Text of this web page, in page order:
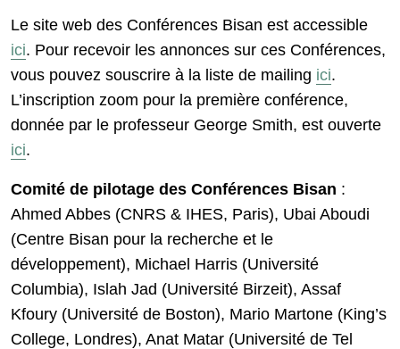
Le site web des Conférences Bisan est accessible
ici. Pour recevoir les annonces sur ces Conférences,
vous pouvez souscrire à la liste de mailing ici.
L’inscription zoom pour la première conférence,
donnée par le professeur George Smith, est ouverte
ici.
Comité de pilotage des Conférences Bisan :
Ahmed Abbes (CNRS & IHES, Paris), Ubai Aboudi
(Centre Bisan pour la recherche et le
développement), Michael Harris (Université
Columbia), Islah Jad (Université Birzeit), Assaf
Kfoury (Université de Boston), Mario Martone (King’s
College, Londres), Anat Matar (Université de Tel